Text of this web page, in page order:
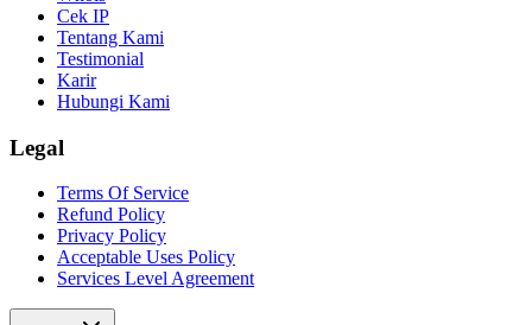
Cek IP
Tentang Kami
Testimonial
Karir
Hubungi Kami
Legal
Terms Of Service
Refund Policy
Privacy Policy
Acceptable Uses Policy
Services Level Agreement